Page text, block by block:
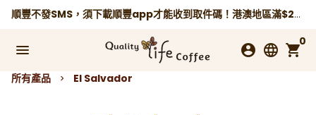
跳
順豐不發SMS，須下載順豐app才能收到取件碼！港澳地區滿$250免運費，
menu account_circle language shopping_cart
0
所有產品 keyboard_arrow_right El Salvador